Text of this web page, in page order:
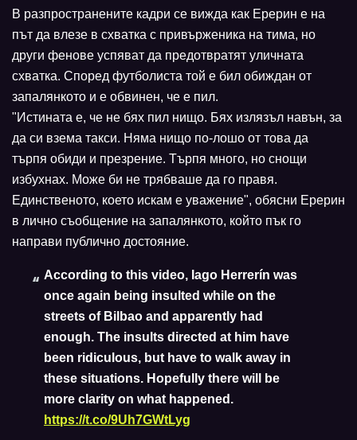
В разпространените кадри се вижда как Ерерин е на
път да влезе в схватка с привърженика на тима, но
други фенове успяват да предотвратят уличната
схватка. Според футболиста той е бил обиждан от
запалянкото и е обвинен, че е пил.
"Истината е, че не бях пил нищо. Бях излязъл навън, за
да си взема такси. Няма нищо по-лошо от това да
търпя обиди и презрение. Търпя много, но снощи
избухнах. Може би не трябваше да го правя.
Единственото, което искам е уважение", обясни Ерерин
в лично съобщение на запалянкото, който пък го
направи публично достояние.
According to this video, Iago Herrerín was
once again being insulted while on the
streets of Bilbao and apparently had
enough. The insults directed at him have
been ridiculous, but have to walk away in
these situations. Hopefully there will be
more clarity on what happened.
https://t.co/9Uh7GWtLyg